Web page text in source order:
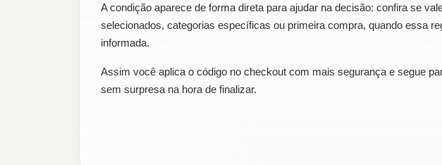
A condição aparece de forma direta para ajudar na decisão: confira se
selecionados, categorias específicas ou primeira compra, quando essa
informada.
Assim você aplica o código no checkout com mais segurança e segue
sem surpresa na hora de finalizar.